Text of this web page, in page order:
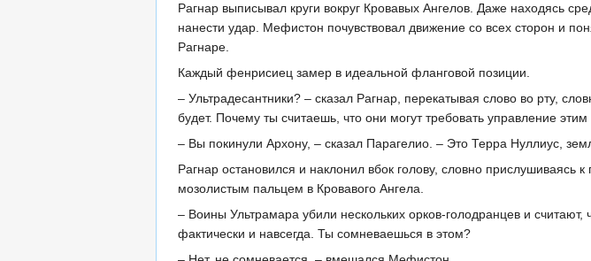
Рагнар выписывал круги вокруг Кровавых Ангелов. Даже находясь
нанести удар. Мефистон почувствовал движение со всех сторон и
Рагнаре.
Каждый фенрисиец замер в идеальной фланговой позиции.
– Ультрадесантники? – сказал Рагнар, перекатывая слово во рту,
будет. Почему ты считаешь, что они могут требовать управление
– Вы покинули Архону, – сказал Парагелио. – Это Терра Нуллиус,
Рагнар остановился и наклонил вбок голову, словно
мозолистым пальцем в Кровавого Ангела.
– Воины Ультрамара убили нескольких орков-голодранцев и
фактически и навсегда. Ты сомневаешься в этом?